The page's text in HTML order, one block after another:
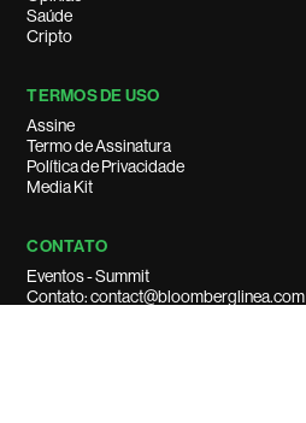
Saúde
Cripto
TERMOS DE USO
Assine
Termo de Assinatura
Política de Privacidade
Media Kit
CONTATO
Eventos - Summit
Contato: contact@bloomberglinea.com